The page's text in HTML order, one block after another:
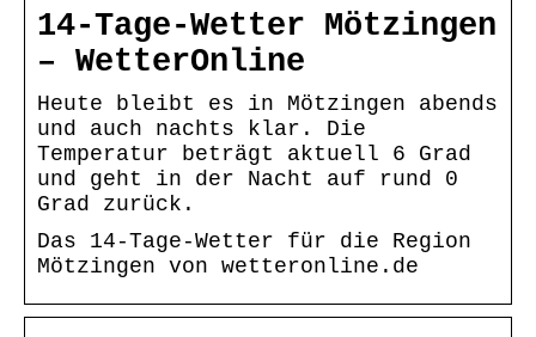
14-Tage-Wetter Mötzingen
– WetterOnline
Heute bleibt es in Mötzingen abends
und auch nachts klar. Die
Temperatur beträgt aktuell 6 Grad
und geht in der Nacht auf rund 0
Grad zurück.
Das 14-Tage-Wetter für die Region
Mötzingen von wetteronline.de